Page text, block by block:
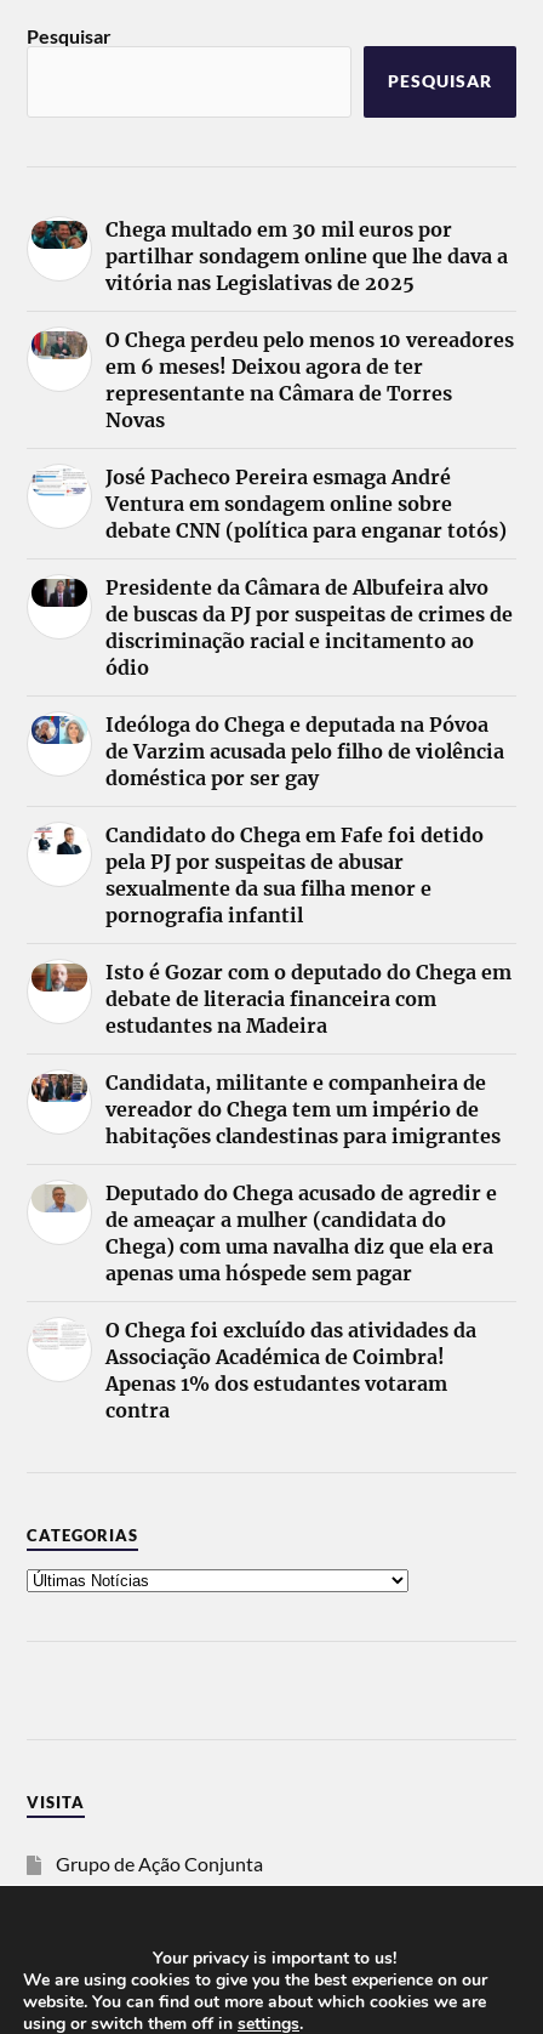
Pesquisar
PESQUISAR
Chega multado em 30 mil euros por
partilhar sondagem online que lhe dava a
vitória nas Legislativas de 2025
O Chega perdeu pelo menos 10 vereadores
em 6 meses! Deixou agora de ter
representante na Câmara de Torres
Novas
José Pacheco Pereira esmaga André
Ventura em sondagem online sobre
debate CNN (política para enganar totós)
Presidente da Câmara de Albufeira alvo
de buscas da PJ por suspeitas de crimes de
discriminação racial e incitamento ao
ódio
Ideóloga do Chega e deputada na Póvoa
de Varzim acusada pelo filho de violência
doméstica por ser gay
Candidato do Chega em Fafe foi detido
pela PJ por suspeitas de abusar
sexualmente da sua filha menor e
pornografia infantil
Isto é Gozar com o deputado do Chega em
debate de literacia financeira com
estudantes na Madeira
Candidata, militante e companheira de
vereador do Chega tem um império de
habitações clandestinas para imigrantes
Deputado do Chega acusado de agredir e
de ameaçar a mulher (candidata do
Chega) com uma navalha diz que ela era
apenas uma hóspede sem pagar
O Chega foi excluído das atividades da
Associação Académica de Coimbra!
Apenas 1% dos estudantes votaram
contra
CATEGORIAS
VISITA
Grupo de Ação Conjunta
Vida Justa
Your privacy is important to us!
We are using cookies to give you the best experience on our
website. You can find out more about which cookies we are
using or switch them off in settings.